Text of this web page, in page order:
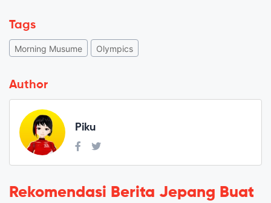
Tags
Morning Musume Olympics
Author
Piku
Rekomendasi Berita Jepang Buat